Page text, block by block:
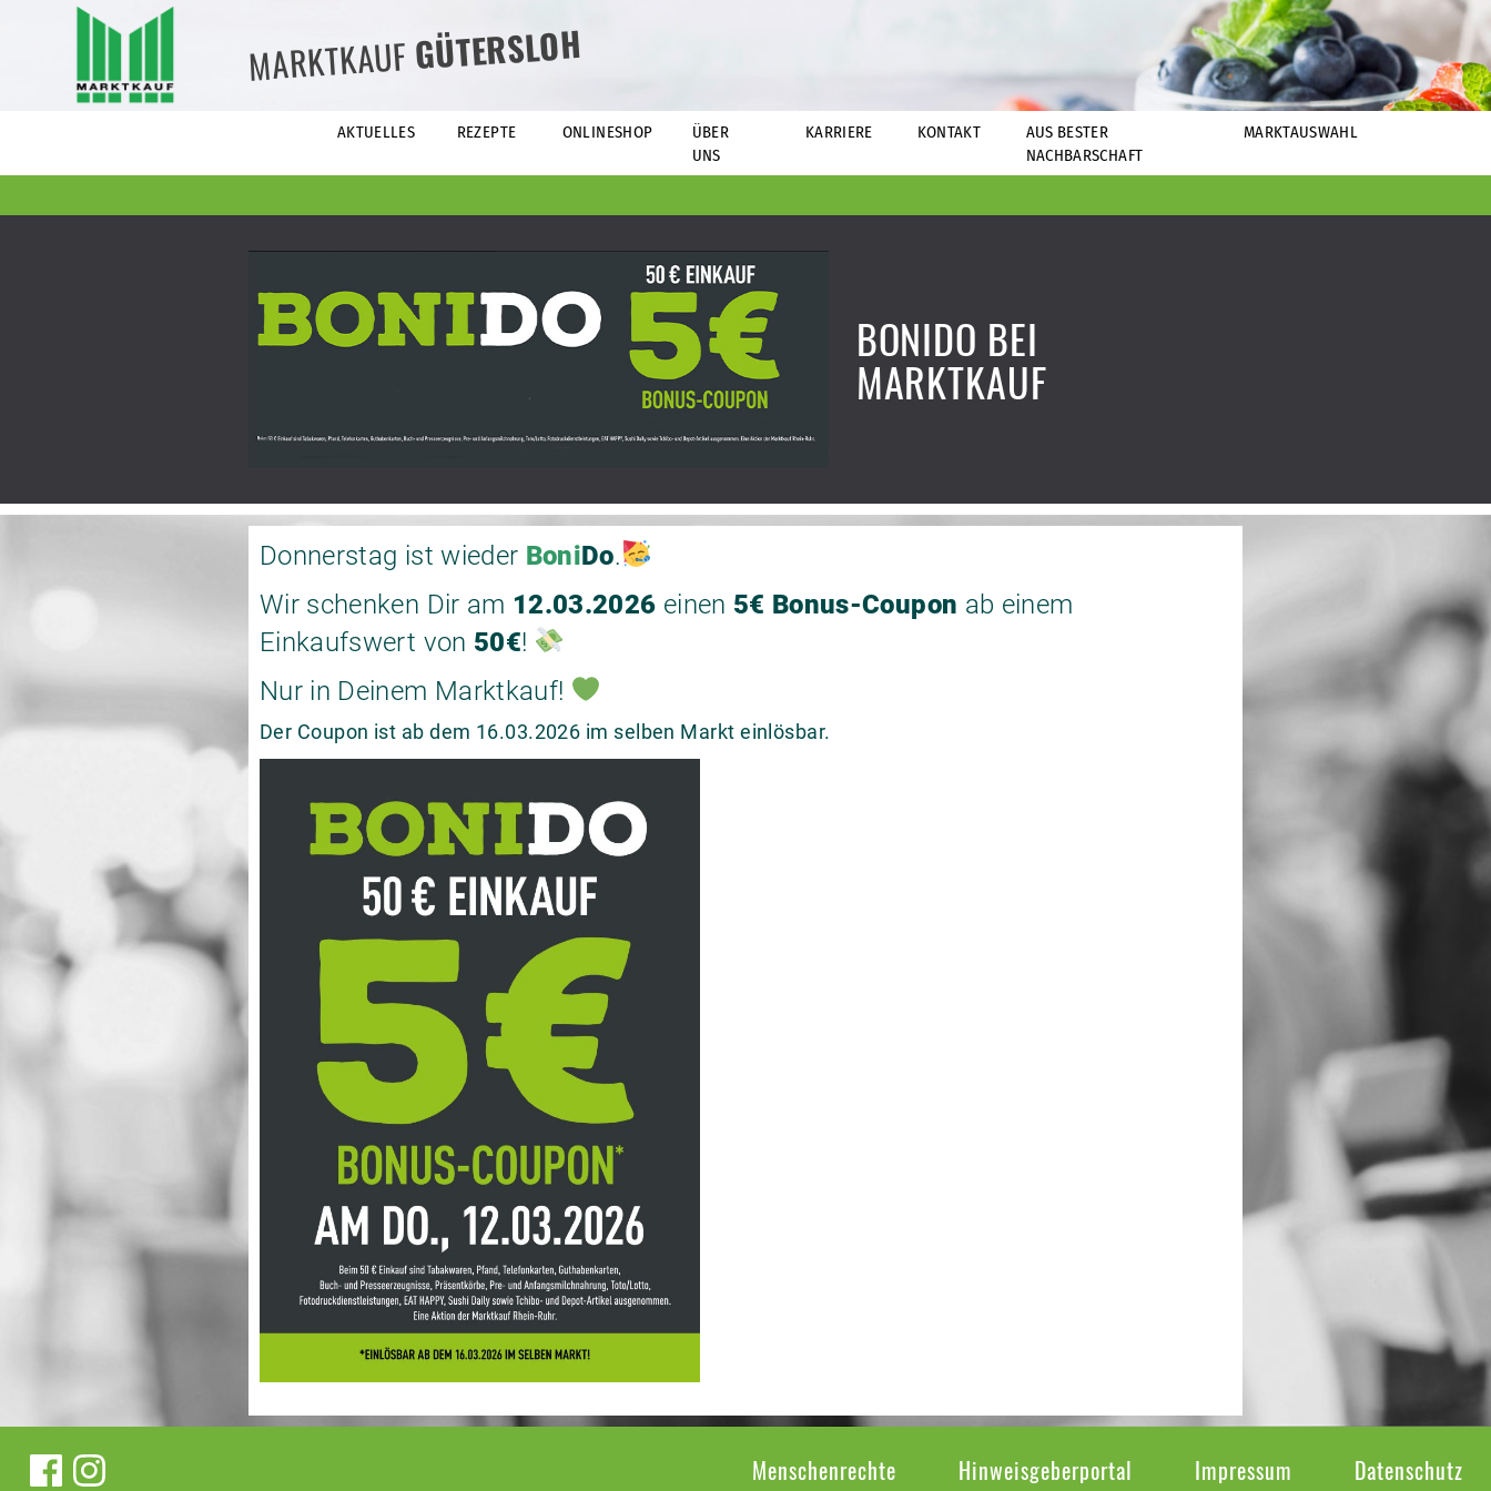
MARKTKAUFGÜTERSLOH
AKTUELLES REZEPTE ONLINESHOP
ÜBER
UNS
KARRIERE KONTAKT
AUS BESTER
NACHBARSCHAFT
MARKTAUSWAHL
BONIDO BEI
MARKTKAUF
Donnerstag ist wieder BoniDo.
Wir schenken Dir am 12.03.2026 einen 5€ Bonus-Coupon ab einem
Einkaufswert von 50€!
Nur in Deinem Marktkauf!
Der Coupon ist ab dem 16.03.2026 im selben Markt einlösbar.
Menschenrechte Hinweisgeberportal Impressum Datenschutz